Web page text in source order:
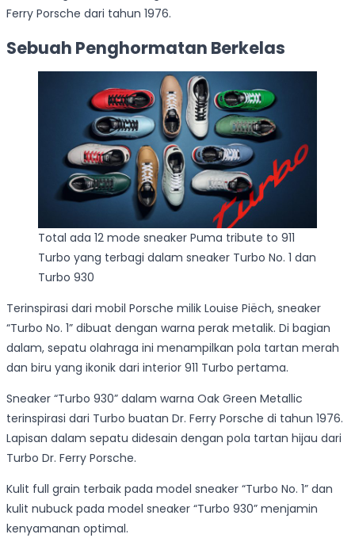
Ferry Porsche dari tahun 1976.
Sebuah Penghormatan Berkelas
Total ada 12 mode sneaker Puma tribute to 911
Turbo yang terbagi dalam sneaker Turbo No. 1 dan
Turbo 930
Terinspirasi dari mobil Porsche milik Louise Piëch, sneaker
“Turbo No. 1” dibuat dengan warna perak metalik. Di bagian
dalam, sepatu olahraga ini menampilkan pola tartan merah
dan biru yang ikonik dari interior 911 Turbo pertama.
Sneaker “Turbo 930” dalam warna Oak Green Metallic
terinspirasi dari Turbo buatan Dr. Ferry Porsche di tahun 1976.
Lapisan dalam sepatu didesain dengan pola tartan hijau dari
Turbo Dr. Ferry Porsche.
Kulit full grain terbaik pada model sneaker “Turbo No. 1” dan
kulit nubuck pada model sneaker “Turbo 930” menjamin
kenyamanan optimal.